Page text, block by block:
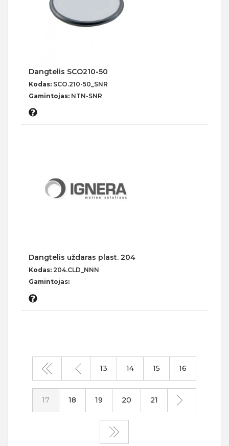
Dangtelis SCO210-50
Kodas: SCO.210-50_SNR
Gamintojas: NTN-SNR
Dangtelis uždaras plast. 204
Kodas: 204.CLD_NNN
Gamintojas:
13 14 15 16
17 18 19 20 21